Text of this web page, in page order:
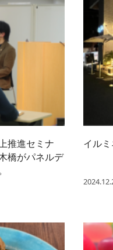
推進セミナ
橋がパネルデ
イル